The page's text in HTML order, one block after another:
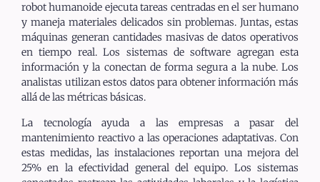
robot humanoide ejecuta tareas centradas en el ser humano
y maneja materiales delicados sin problemas. Juntas, estas
máquinas generan cantidades masivas de datos operativos
en tiempo real. Los sistemas de software agregan esta
información y la conectan de forma segura a la nube. Los
analistas utilizan estos datos para obtener información más
allá de las métricas básicas.
La tecnología ayuda a las empresas a pasar del
mantenimiento reactivo a las operaciones adaptativas. Con
estas medidas, las instalaciones reportan una mejora del
25% en la efectividad general del equipo. Los sistemas